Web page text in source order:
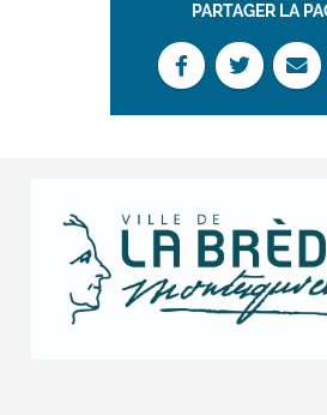
PARTAGER LA